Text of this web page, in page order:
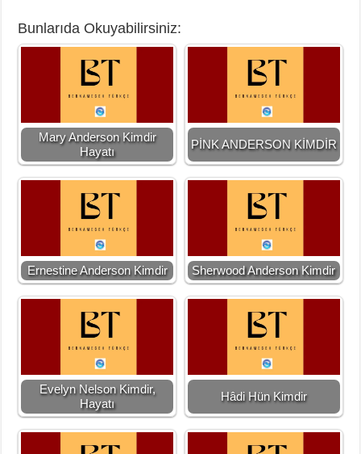
Bunlarıda Okuyabilirsiniz:
Mary Anderson Kimdir
Hayatı
PİNK ANDERSON KİMDİR
Ernestine Anderson Kimdir Sherwood Anderson Kimdir
Evelyn Nelson Kimdir,
Hayatı
Hâdi Hün Kimdir